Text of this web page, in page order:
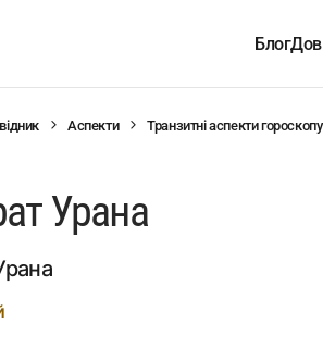
Блог
Аспекти Транзитні аспекти гороскопу
Урана